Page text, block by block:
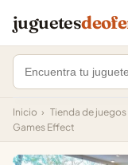
juguetes
Inicio › Tienda de juegos
Games Effect